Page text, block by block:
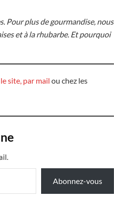
Pour plus de gourmandise, nous
et à la rhubarbe. Et pourquoi
le site, par mail ou chez les
Abonnez-vous